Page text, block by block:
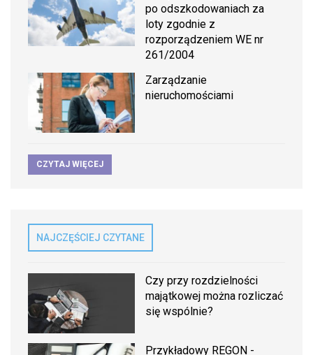
po odszkodowaniach za
loty zgodnie z
rozporządzeniem WE nr
261/2004
Zarządzanie
nieruchomościami
CZYTAJ WIĘCEJ
NAJCZĘŚCIEJ CZYTANE
Czy przy rozdzielności
majątkowej można rozliczać
się wspólnie?
Przykładowy REGON -